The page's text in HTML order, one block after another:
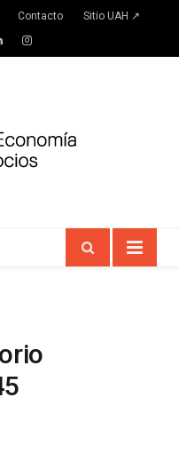
Contacto Sitio UAH ↗
LinkedInInstagram